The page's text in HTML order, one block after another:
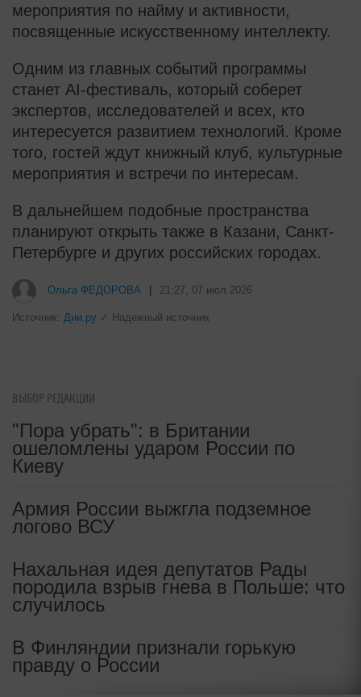
мероприятия по найму и активности,
посвященные искусственному интеллекту.
Одним из главных событий программы
станет AI-фестиваль, который соберет
экспертов, исследователей и всех, кто
интересуется развитием технологий. Кроме
того, гостей ждут книжный клуб, культурные
мероприятия и встречи по интересам.
В дальнейшем подобные пространства
планируют открыть также в Казани, Санкт-
Петербурге и других российских городах.
Ольга ФЕДОРОВА 21:27, 07 июл 2026
Источник: Дни.ру ✓ Надежный источник
ВЫБОР РЕДАКЦИИ
"Пора убрать": в Британии
ошеломлены ударом России по
Киеву
Армия России выжгла подземное
логово ВСУ
Нахальная идея депутатов Рады
породила взрыв гнева в Польше: что
случилось
В Финляндии признали горькую
правду о России